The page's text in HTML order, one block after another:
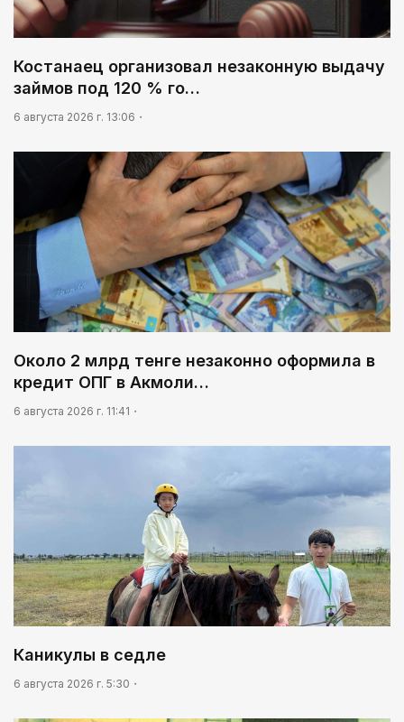
09:20
анонсировали совместный проект
кассовым фильмом 2026 года
Костанаец организовал незаконную выдачу
займов под 120 % го…
6 августа 2026 г. 13:06
Около 2 млрд тенге незаконно оформила в
кредит ОПГ в Акмоли…
6 августа 2026 г. 11:41
Каникулы в седле
6 августа 2026 г. 5:30